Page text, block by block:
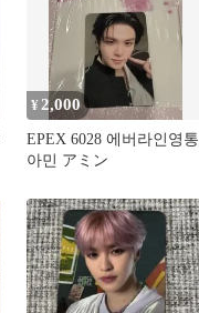
¥ 2,000
EPEX 6028 에버라인영통
아민 アミン